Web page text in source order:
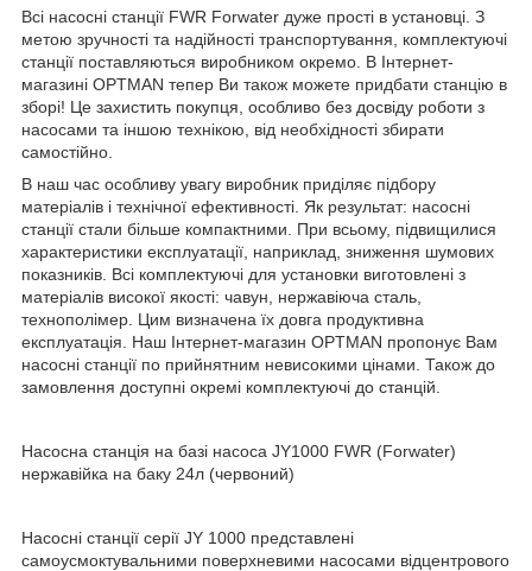
Всі насосні станції FWR Forwater дуже прості в установці. З
метою зручності та надійності транспортування, комплектуючі
станції поставляються виробником окремо. В Інтернет-
магазині OPTMAN тепер Ви також можете придбати станцію в
зборі! Це захистить покупця, особливо без досвіду роботи з
насосами та іншою технікою, від необхідності збирати
самостійно.
В наш час особливу увагу виробник приділяє підбору
матеріалів і технічної ефективності. Як результат: насосні
станції стали більше компактними. При всьому, підвищилися
характеристики експлуатації, наприклад, зниження шумових
показників. Всі комплектуючі для установки виготовлені з
матеріалів високої якості: чавун, нержавіюча сталь,
технополімер. Цим визначена їх довга продуктивна
експлуатація. Наш Інтернет-магазин OPTMAN пропонує Вам
насосні станції по прийнятним невисокими цінами. Також до
замовлення доступні окремі комплектуючі до станцій.
Насосна станція на базі насоса JY1000 FWR (Forwater)
нержавійка на баку 24л (червоний)
Насосні станції серії JY 1000 представлені
самоусмоктувальними поверхневими насосами відцентрового